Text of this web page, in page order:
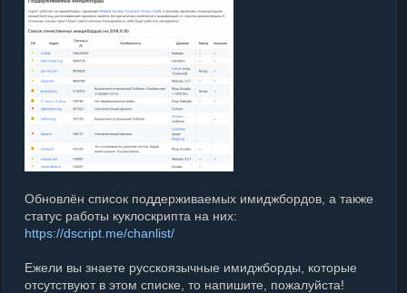
Обновлён список поддерживаемых имиджбордов, а также
статус работы куклоскрипта на них:
https://dscript.me/chanlist/
Ежели вы знаете русскоязычные имиджборды, которые
отсутствуют в этом списке, то напишите, пожалуйста!